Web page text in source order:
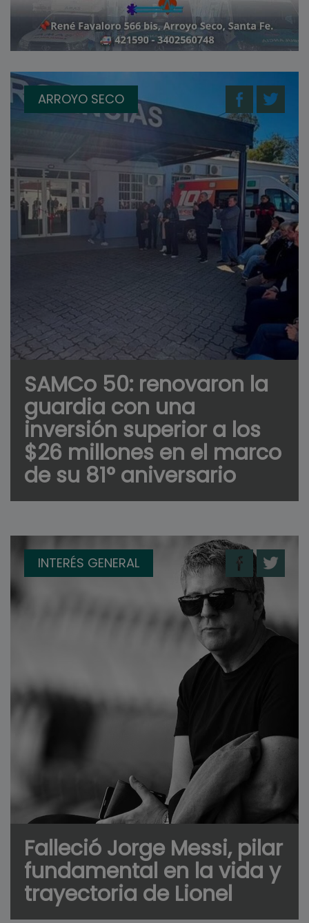
ARROYO SECO
SAMCo 50: renovaron la
guardia con una
inversión superior a los
$26 millones en el marco
de su 81° aniversario
INTERÉS GENERAL
Falleció Jorge Messi, pilar
fundamental en la vida y
trayectoria de Lionel